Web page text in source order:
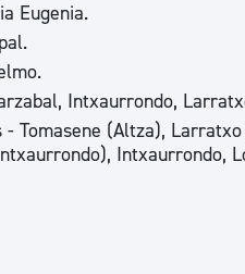
Eugenia.
Intxaurrondo,
Tomasene (Altza),
Intxaurrondo,